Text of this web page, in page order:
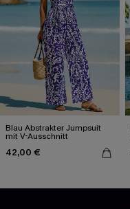
Blau Abstrakter Jumpsuit
mit V-Ausschnitt
42,00 €